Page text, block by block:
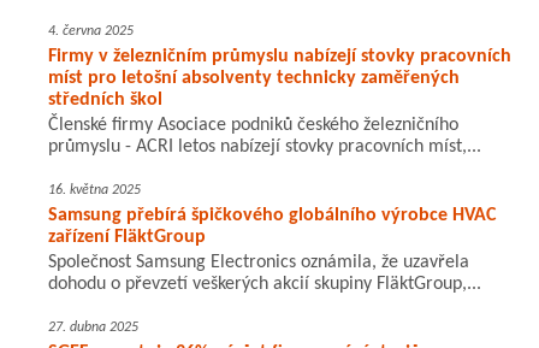
4. června 2025
Firmy v železničním průmyslu nabízejí stovky pracovních
míst pro letošní absolventy technicky zaměřených
středních škol
Členské firmy Asociace podniků českého železničního
průmyslu - ACRI letos nabízejí stovky pracovních míst,...
16. května 2025
Samsung přebírá špičkového globálního výrobce HVAC
zařízení FläktGroup
Společnost Samsung Electronics oznámila, že uzavřela
dohodu o převzetí veškerých akcií skupiny FläktGroup,...
27. dubna 2025